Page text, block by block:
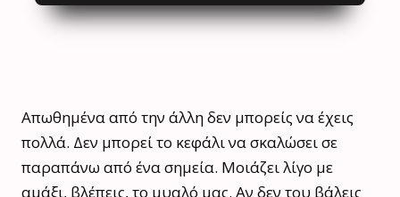
Απωθημένα από την άλλη δεν μπορείς να έχεις
πολλά. Δεν μπορεί το κεφάλι να σκαλώσει σε
παραπάνω από ένα σημεία. Μοιάζει λίγο με
αμάξι, βλέπεις, το μυαλό μας. Αν δεν του βάλεις